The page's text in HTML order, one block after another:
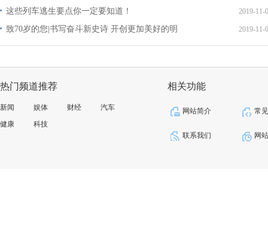
这些列车逃生要点你一定要知道！ 2019-11-
致70岁的您|书写奋斗新史诗 开创更加美好的明 2019-11-
热门频道推荐
新闻 娱体 财经
汽车
健康
科技
相关功能
网站简介 常
联系我们 网